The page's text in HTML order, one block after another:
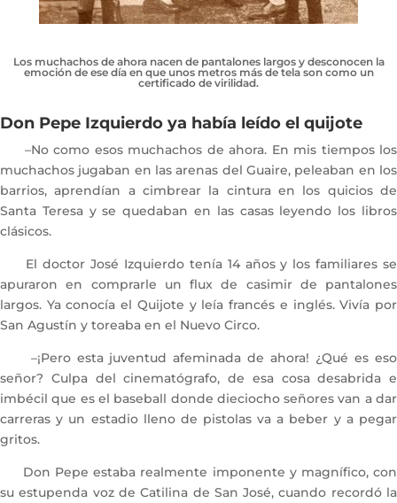
Los muchachos de ahora nacen de pantalones largos y desconocen la
emoción de ese día en que unos metros más de tela son como un
certificado de virilidad.
Don Pepe Izquierdo ya había leído el quijote
–No como esos muchachos de ahora. En mis tiempos los
muchachos jugaban en las arenas del Guaire, peleaban en los
barrios, aprendían a cimbrear la cintura en los quicios de
Santa Teresa y se quedaban en las casas leyendo los libros
clásicos.
El doctor José Izquierdo tenía 14 años y los familiares se
apuraron en comprarle un flux de casimir de pantalones
largos. Ya conocía el Quijote y leía francés e inglés. Vivía por
San Agustín y toreaba en el Nuevo Circo.
–¡Pero esta juventud afeminada de ahora! ¿Qué es eso
señor? Culpa del cinematógrafo, de esa cosa desabrida e
imbécil que es el baseball donde dieciocho señores van a dar
carreras y un estadio lleno de pistolas va a beber y a pegar
gritos.
Don Pepe estaba realmente imponente y magnífico, con
su estupenda voz de Catilina de San José, cuando recordó la